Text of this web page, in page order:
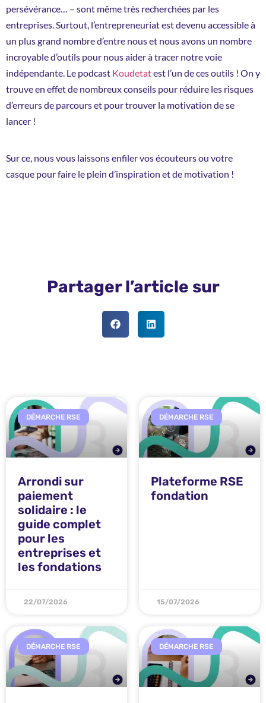
persévérance… – sont même très recherchées par les
entreprises. Surtout, l’entrepreneuriat est devenu accessible à
un plus grand nombre d’entre nous et nous avons un nombre
incroyable d’outils pour nous aider à tracer notre voie
indépendante. Le podcast Koudetatest l’un de ces outils ! On y
trouve en effet de nombreux conseils pour réduire les risques
d’erreurs de parcours et pour trouver la motivation de se
lancer !
Sur ce, nous vous laissons enfiler vos écouteurs ou votre
casque pour faire le plein d’inspiration et de motivation !
Partager l’article sur
DÉMARCHE RSE
Arrondi sur
paiement
solidaire : le
guide complet
pour les
entreprises et
les fondations
22/07/2026
DÉMARCHE RSE
Plateforme RSE
fondation
15/07/2026
DÉMARCHE RSE DÉMARCHE RSE